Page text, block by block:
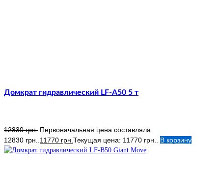
Домкрат гидравлический LF-A50 5 т
12830грн. Первоначальная цена составляла
12830 грн..11770 грн.Текущая цена: 11770 грн.. В корзину